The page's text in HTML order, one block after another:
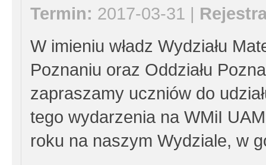
Termin: 2017-03-31 |
W imieniu władz Wydziału
Poznaniu oraz Oddziału
zapraszamy uczniów do
tego wydarzenia na WMiI
roku na naszym Wydziale, w